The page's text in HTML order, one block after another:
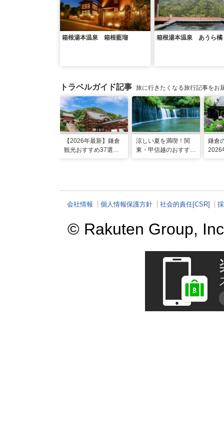
箱根湯本温泉 箱根藍瑠 箱根湯本温泉 あうら橘
トラベルガイド記事 旅に行きたくなる旅行記事をお
【2026年最新】鎌倉
観光おすすめ37選！
涼しい夏を満喫！関
東・甲信越のおすすめ
鎌倉
2026
会社情報 個人情報保護方針 社会的責任[CSR]
© Rakuten Group,